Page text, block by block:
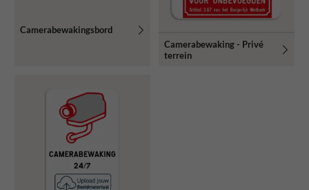
Camerabewakingsbord
Camerabewaking - Privé
terrein